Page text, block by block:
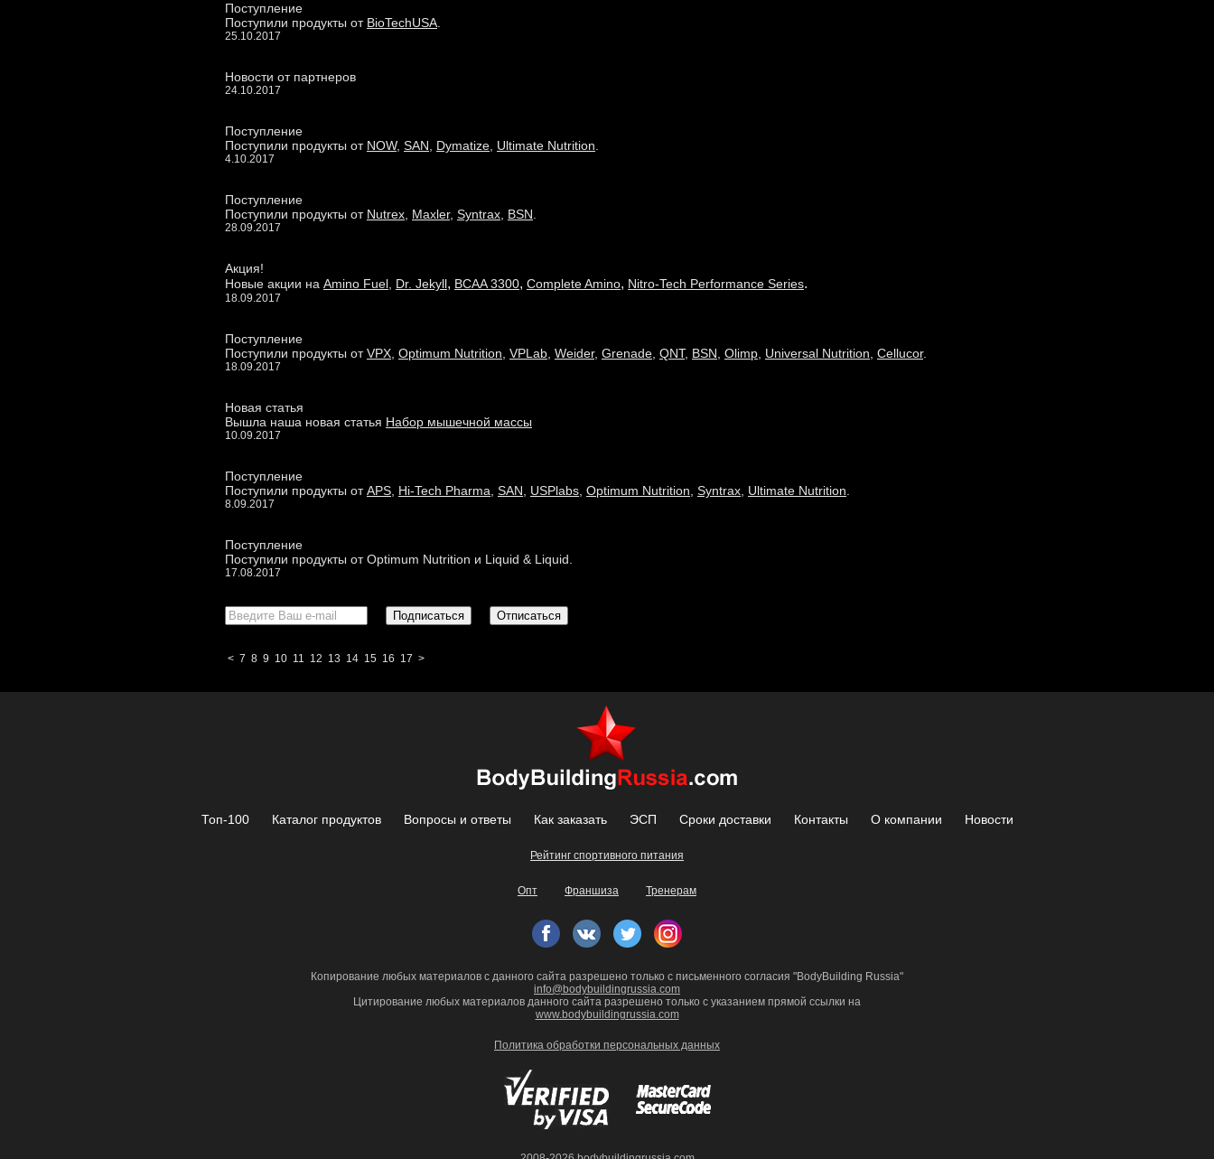
Поступление
Поступили продукты от BioTechUSA
25.10.2017
Новости от партнеров
24.10.2017
Поступление
Поступили продукты от NOW, SAN Dymatize Ultimate Nutrition
4.10.2017
Поступление
Поступили продукты от Nutrex Maxler, Syntrax BSN
28.09.2017
Акция!
Новые акции на Amino Fuel Dr. Jekyll, BCAA 3300, Complete Amino, Nitro-Tech Performance Series.
18.09.2017
Поступление
Поступили продукты отVPX Optimum Nutrition VPLab Weider, Grenade QNT, BSN Olimp Universal Nutrition Cellucor.
18.09.2017
Новая статья
Вышла наша новая статья Набор мышечной массы
10.09.2017
Поступление
Поступили продукты отAPS Hi-Tech Pharma SAN USPlabs Optimum Nutrition Syntrax Ultimate Nutrition
8.09.2017
Поступление
Поступили продукты от Optimum Nutrition и Liquid & Liquid.
17.08.2017
< 7 8 9 10 11 12 13 14 15 16 17 >
Топ-100 Каталог продуктов Вопросы и ответы Как заказать ЭСП Сроки доставки Контакты О компании Новости
Рейтинг спортивного питания
Опт Франшиза Тренерам
Копирование любых материалов с данного сайта разрешено только с письменного согласия "BodyBuilding Russia"
info@bodybuildingrussia.com
Цитирование любых материалов данного сайта разрешено только с указанием прямой ссылки на
www.bodybuildingrussia.com
Политика обработки персональных данных